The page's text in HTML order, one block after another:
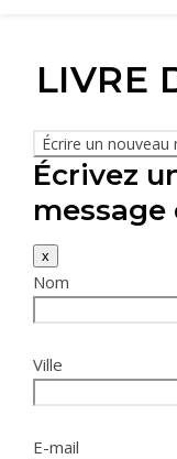
LIVRE
Écrivez
message
x
Nom
Ville
E-mail